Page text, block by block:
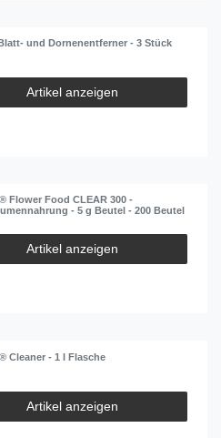
und Dornenentferner - 3 Stück
Artikel anzeigen
Flower Food CLEAR 300 -
- 5 g Beutel - 200 Beutel
Artikel anzeigen
Cleaner - 1 l Flasche
Artikel anzeigen